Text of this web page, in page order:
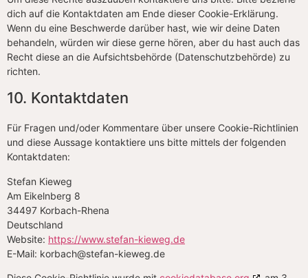
dich auf die Kontaktdaten am Ende dieser Cookie-Erklärung.
Wenn du eine Beschwerde darüber hast, wie wir deine Daten
behandeln, würden wir diese gerne hören, aber du hast auch das
Recht diese an die Aufsichtsbehörde (Datenschutzbehörde) zu
richten.
10. Kontaktdaten
Für Fragen und/oder Kommentare über unsere Cookie-Richtlinien
und diese Aussage kontaktiere uns bitte mittels der folgenden
Kontaktdaten:
Stefan Kieweg
Am Eikelnberg 8
34497 Korbach-Rhena
Deutschland
Website: https://www.stefan-kieweg.de
E-Mail: korbach@stefan-kieweg.de